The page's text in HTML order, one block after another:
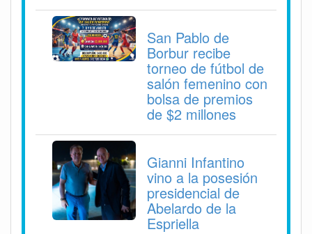
San Pablo de
Borbur recibe
torneo de fútbol de
salón femenino con
bolsa de premios
de $2 millones
Gianni Infantino
vino a la posesión
presidencial de
Abelardo de la
Espriella